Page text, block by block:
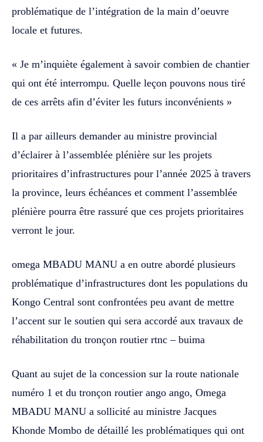
problématique de l’intégration de la main d’oeuvre
locale et futures.
« Je m’inquiète également à savoir combien de chantier
qui ont été interrompu. Quelle leçon pouvons nous tiré
de ces arrêts afin d’éviter les futurs inconvénients »
‎‎Il a par ailleurs demander au ministre provincial
d’éclairer à l’assemblée plénière sur les projets
prioritaires d’infrastructures pour l’année 2025 à travers
la province, leurs échéances et comment l’assemblée
plénière pourra être rassuré que ces projets prioritaires
verront le jour.
omega MBADU MANU a en outre abordé plusieurs
problématique d’infrastructures dont les populations du
Kongo Central sont confrontées peu avant de mettre
l’accent sur le soutien qui sera accordé aux travaux de
réhabilitation du tronçon routier rtnc – buima
Quant au sujet de la concession sur la route nationale
numéro 1 et du tronçon routier ango ango, Omega
MBADU MANU a sollicité au ministre Jacques
Khonde Mombo de détaillé les problématiques qui ont